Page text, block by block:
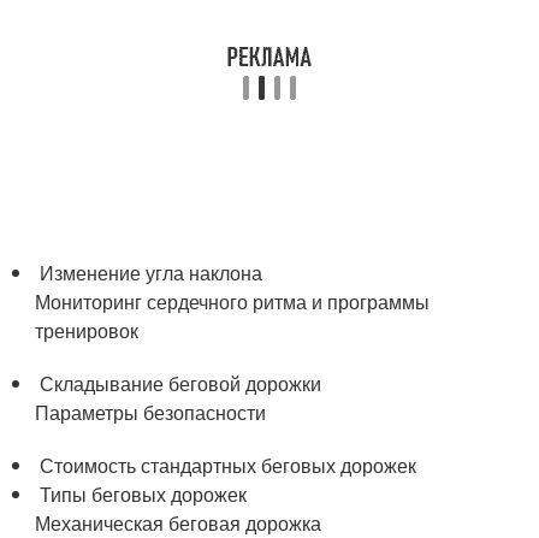
Изменение угла наклона
Мониторинг сердечного ритма и программы
тренировок
Складывание беговой дорожки
Параметры безопасности
Стоимость стандартных беговых дорожек
Типы беговых дорожек
Механическая беговая дорожка